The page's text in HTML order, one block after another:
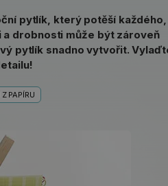
pytlík, který potěší každého,
drobnosti může být zároveň
pytlík snadno vytvořit.
PAPÍRU